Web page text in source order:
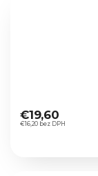
hodnotenie
produktu
€16,20 bez DPH
€19,60